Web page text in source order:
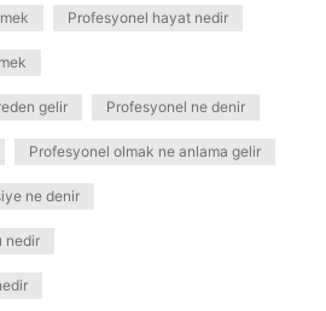
Profesyonel hayat nedir
gelir Profesyonel ne denir
Profesyonel olmak ne anlama gelir
ne denir
nedir